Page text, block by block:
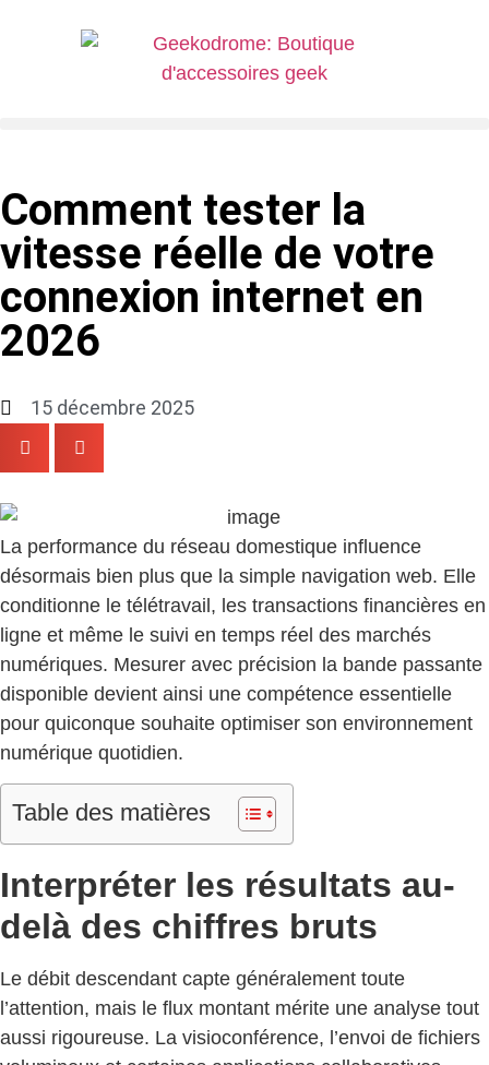
Comment tester la
vitesse réelle de votre
connexion internet en
2026
15 décembre 2025
La performance du réseau domestique influence
désormais bien plus que la simple navigation web. Elle
conditionne le télétravail, les transactions financières en
ligne et même le suivi en temps réel des marchés
numériques. Mesurer avec précision la bande passante
disponible devient ainsi une compétence essentielle
pour quiconque souhaite optimiser son environnement
numérique quotidien.
Table des matières
Interpréter les résultats au-
delà des chiffres bruts
Le débit descendant capte généralement toute
l’attention, mais le flux montant mérite une analyse tout
aussi rigoureuse. La visioconférence, l’envoi de fichiers